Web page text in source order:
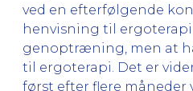
ved en efterfølgende
henvisning til
genoptræning, men at
til ergoterapi. Det er
først efter flere måneder